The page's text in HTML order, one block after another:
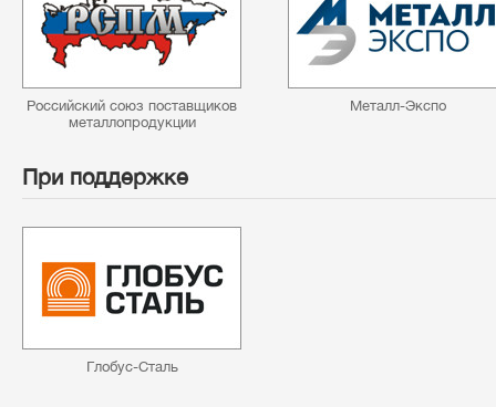
Российский союз поставщиков
металлопродукции
Металл-Экспо
При поддержке
Глобус-Сталь